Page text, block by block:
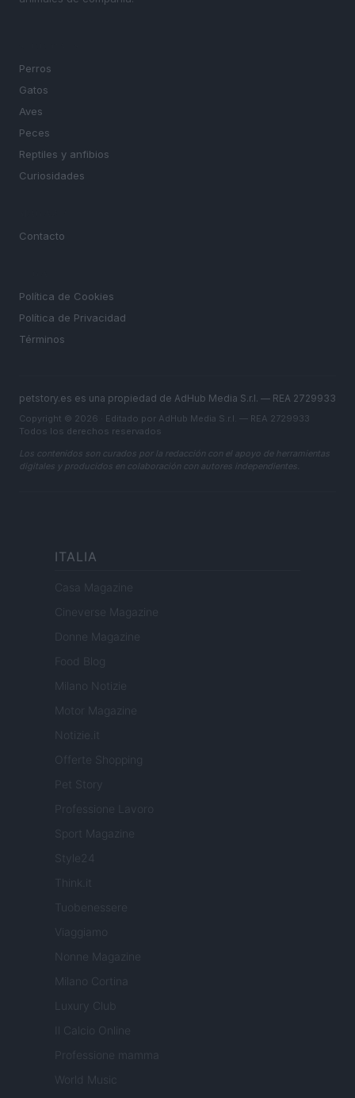
Perros
Gatos
Aves
Peces
Reptiles y anfibios
Curiosidades
Contacto
Política de Cookies
Política de Privacidad
Términos
petstory.es es una propiedad de AdHub Media S.r.l. — REA 2729933
Copyright © 2026 · Editado por AdHub Media S.r.l. — REA 2729933
Todos los derechos reservados
Los contenidos son curados por la redacción con el apoyo de herramientas
digitales y producidos en colaboración con autores independientes.
ITALIA
Casa Magazine
Cineverse Magazine
Donne Magazine
Food Blog
Milano Notizie
Motor Magazine
Notizie.it
Offerte Shopping
Professione Lavoro
Sport Magazine
Style24
Think.it
Tuobenessere
Viaggiamo
Nonne Magazine
Milano Cortina
Luxury Club
Il Calcio Online
Professione mamma
World Music